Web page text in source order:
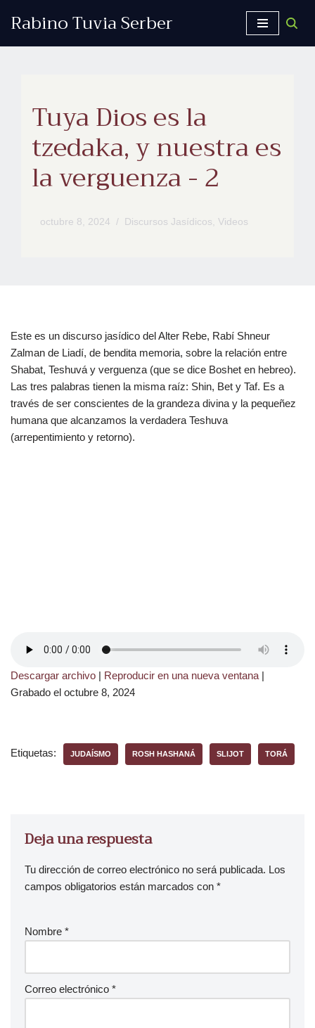
Rabino Tuvia Serber
Tuya Dios es la
tzedaka, y nuestra es
la verguenza - 2
octubre 8, 2024 Discursos Jasídicos, Videos
Este es un discurso jasídico del Alter Rebe, Rabí Shneur
Zalman de Liadí, de bendita memoria, sobre la relación entre
Shabat, Teshuvá y verguenza (que se dice Boshet en hebreo).
Las tres palabras tienen la misma raíz: Shin, Bet y Taf. Es a
través de ser conscientes de la grandeza divina y la pequeñez
humana que alcanzamos la verdadera Teshuva
(arrepentimiento y retorno).
Descargar archivo | Reproducir en una nueva ventana |
Grabado el octubre 8, 2024
Etiquetas: JUDAÍSMO ROSH HASHANÁ SLIJOT TORÁ
Deja una respuesta
Tu dirección de correo electrónico no será publicada. Los
campos obligatorios están marcados con *
Nombre *
Correo electrónico *